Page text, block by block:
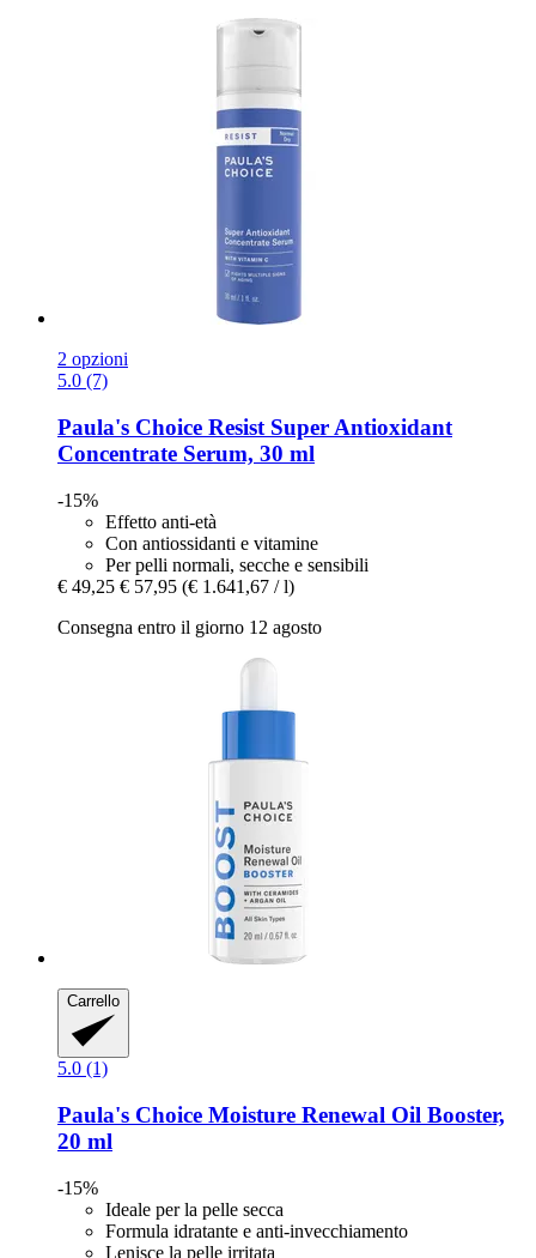
2 opzioni
5.0 (7)
Paula's Choice Resist Super Antioxidant
Concentrate Serum, 30 ml
-15%
Effetto anti-età
Con antiossidanti e vitamine
Per pelli normali, secche e sensibili
€ 49,25 € 57,95 (€ 1.641,67 / l)
Consegna entro il giorno 12 agosto
Carrello
5.0 (1)
Paula's Choice Moisture Renewal Oil Booster,
20 ml
-15%
Ideale per la pelle secca
Formula idratante e anti-invecchiamento
Lenisce la pelle irritata